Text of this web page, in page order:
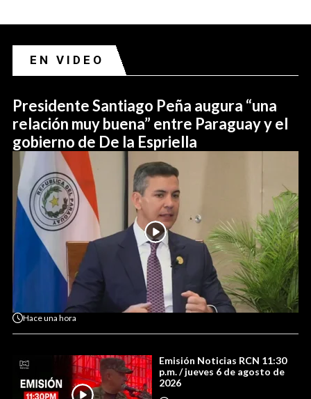
EN VIDEO
Presidente Santiago Peña augura “una
relación muy buena” entre Paraguay y el
gobierno de De la Espriella
Haceuna hora
Emisión Noticias RCN 11:30
p.m. / jueves 6 de agosto de
2026